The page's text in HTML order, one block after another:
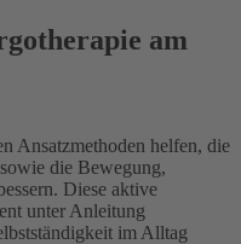
am
Ansatzmethoden helfen, die
die Bewegung,
Diese aktive
unter Anleitung
im Alltag